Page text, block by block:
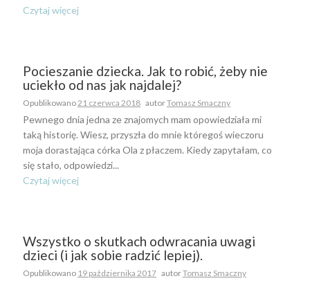
Czytaj więcej
Pocieszanie dziecka. Jak to robić, żeby nie
uciekło od nas jak najdalej?
Opublikowano 21 czerwca 2018 autorTomasz Smaczny
Pewnego dnia jedna ze znajomych mam opowiedziała mi
taką historię. Wiesz, przyszła do mnie któregoś wieczoru
moja dorastająca córka Ola z płaczem. Kiedy zapytałam, co
się stało, odpowiedzi...
Czytaj więcej
Wszystko o skutkach odwracania uwagi
dzieci (i jak sobie radzić lepiej).
Opublikowano 19 października 2017 autorTomasz Smaczny